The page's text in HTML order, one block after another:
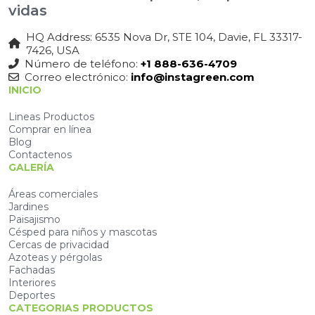
vidas
HQ Address: 6535 Nova Dr, STE 104, Davie, FL 33317-
7426, USA
Número de teléfono: +1 888-636-4709
Correo electrónico: info@instagreen.com
INICIO
Lineas Productos
Comprar en línea
Blog
Contactenos
GALERÍA
Áreas comerciales
Jardines
Paisajismo
Césped para niños y mascotas
Cercas de privacidad
Azoteas y pérgolas
Fachadas
Interiores
Deportes
CATEGORIAS PRODUCTOS